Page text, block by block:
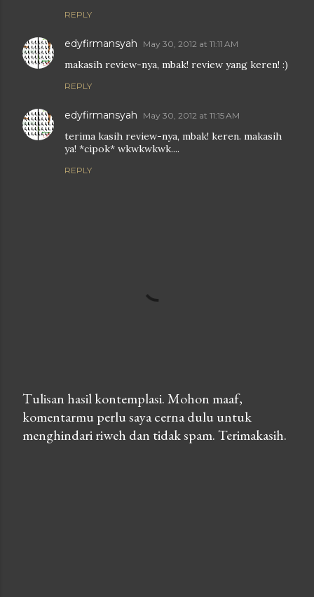
REPLY
edyfirmansyah May 30, 2012 at 11:11 AM
makasih review-nya, mbak! review yang keren! :)
REPLY
edyfirmansyah May 30, 2012 at 11:15 AM
terima kasih review-nya, mbak! keren. makasih
ya! *cipok* wkwkwkwk....
REPLY
P
o
Tulisan hasil kontemplasi. Mohon maaf,
komentarmu perlu saya cerna dulu untuk
menghindari riweh dan tidak spam. Terimakasih.